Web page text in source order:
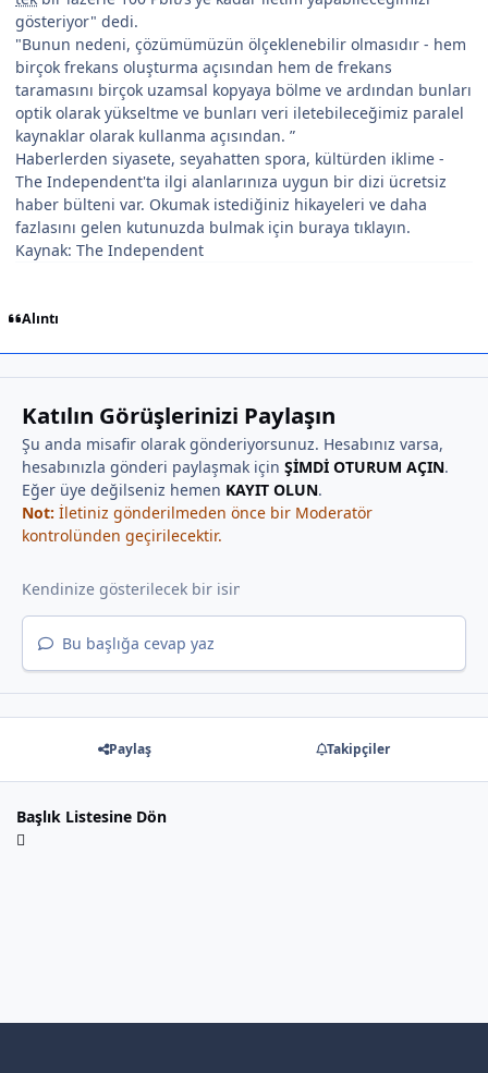
gösteriyor" dedi.
"Bunun nedeni, çözümümüzün ölçeklenebilir olmasıdır - hem
birçok frekans oluşturma açısından hem de frekans
taramasını birçok uzamsal kopyaya bölme ve ardından bunları
optik olarak yükseltme ve bunları veri iletebileceğimiz paralel
kaynaklar olarak kullanma açısından. ”
Haberlerden siyasete, seyahatten spora, kültürden iklime -
The Independent'ta ilgi alanlarınıza uygun bir dizi ücretsiz
haber bülteni var. Okumak istediğiniz hikayeleri ve daha
fazlasını gelen kutunuzda bulmak için buraya tıklayın.
Kaynak: The Independent
Alıntı
Katılın Görüşlerinizi Paylaşın
Şu anda misafir olarak gönderiyorsunuz. Hesabınız varsa,
hesabınızla gönderi paylaşmak için ŞİMDİ OTURUM AÇIN.
Eğer üye değilseniz hemen KAYIT OLUN.
Not: İletiniz gönderilmeden önce bir Moderatör
kontrolünden geçirilecektir.
Bu başlığa cevap yaz
Paylaş Takipçiler
Başlık Listesine Dön